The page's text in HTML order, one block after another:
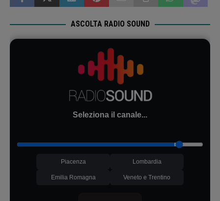
ASCOLTA RADIO SOUND
Seleziona il canale...
Piacenza Lombardia
Emilia Romagna Veneto e Trentino